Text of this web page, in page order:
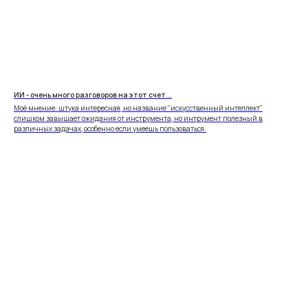
ИИ - очень много разговоров на этот счет...
Моё мнение: штука интересная, но название "искусственный интеллект"
слишком завышает ожидания от инструмента, но интрумент полезный в
различных задачах, особенно если умеешь пользоваться.